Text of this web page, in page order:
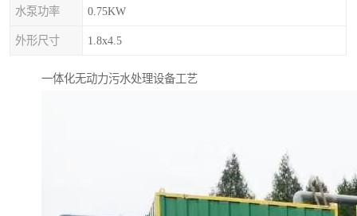
水泵功率 0.75KW
外形尺寸 1.8x4.5
一体化无动力污水处理设备工艺
复合二氧化氯发生器污水
处理设备
屠宰场一体化污水处理设
地埋式一体化污水处理设 加药装置污水设备
污水处理设备生产厂家
二级生化污水处理设备